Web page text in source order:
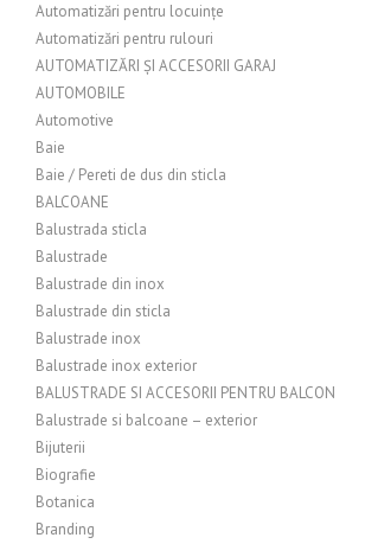
Automatizări pentru locuințe
Automatizări pentru rulouri
AUTOMATIZĂRI ȘI ACCESORII GARAJ
AUTOMOBILE
Automotive
Baie
Baie / Pereti de dus din sticla
BALCOANE
Balustrada sticla
Balustrade
Balustrade din inox
Balustrade din sticla
Balustrade inox
Balustrade inox exterior
BALUSTRADE SI ACCESORII PENTRU BALCON
Balustrade si balcoane – exterior
Bijuterii
Biografie
Botanica
Branding